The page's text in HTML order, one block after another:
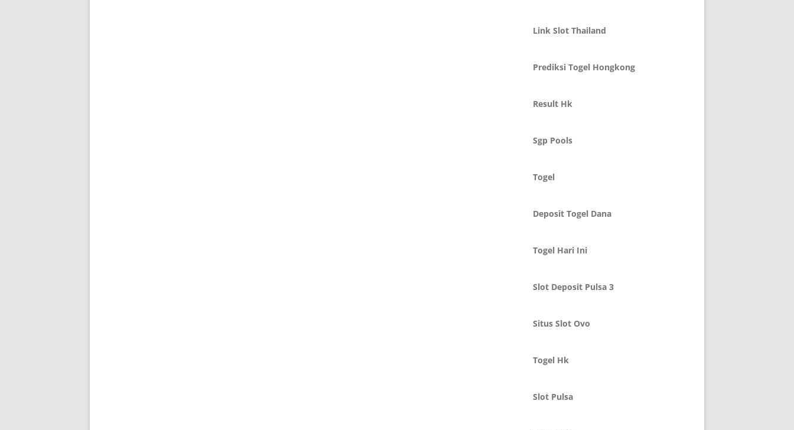
Link Slot Thailand
Prediksi Togel Hongkong
Result Hk
Sgp Pools
Togel
Deposit Togel Dana
Togel Hari Ini
Slot Deposit Pulsa 3
Situs Slot Ovo
Togel Hk
Slot Pulsa